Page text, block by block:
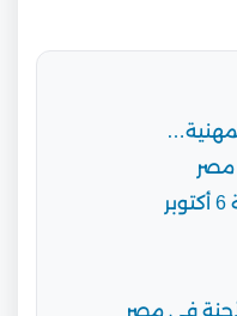
مصر
في مصر